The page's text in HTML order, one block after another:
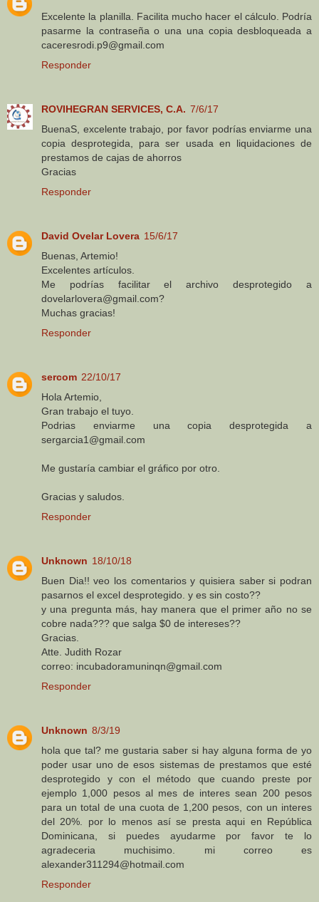
Excelente la planilla. Facilita mucho hacer el cálculo. Podría
pasarme la contraseña o una una copia desbloqueada a
caceresrodi.p9@gmail.com
Responder
ROVIHEGRAN SERVICES, C.A. 7/6/17
BuenaS, excelente trabajo, por favor podrías enviarme una
copia desprotegida, para ser usada en liquidaciones de
prestamos de cajas de ahorros
Gracias
Responder
David Ovelar Lovera 15/6/17
Buenas, Artemio!
Excelentes artículos.
Me podrías facilitar el archivo desprotegido a
dovelarlovera@gmail.com?
Muchas gracias!
Responder
sercom 22/10/17
Hola Artemio,
Gran trabajo el tuyo.
Podrias enviarme una copia desprotegida a
sergarcia1@gmail.com
Me gustaría cambiar el gráfico por otro.
Gracias y saludos.
Responder
Unknown 18/10/18
Buen Dia!! veo los comentarios y quisiera saber si podran
pasarnos el excel desprotegido. y es sin costo??
y una pregunta más, hay manera que el primer año no se
cobre nada??? que salga $0 de intereses??
Gracias.
Atte. Judith Rozar
correo: incubadoramuninqn@gmail.com
Responder
Unknown 8/3/19
hola que tal? me gustaria saber si hay alguna forma de yo
poder usar uno de esos sistemas de prestamos que esté
desprotegido y con el método que cuando preste por
ejemplo 1,000 pesos al mes de interes sean 200 pesos
para un total de una cuota de 1,200 pesos, con un interes
del 20%. por lo menos así se presta aqui en República
Dominicana, si puedes ayudarme por favor te lo
agradeceria muchisimo. mi correo es
alexander311294@hotmail.com
Responder